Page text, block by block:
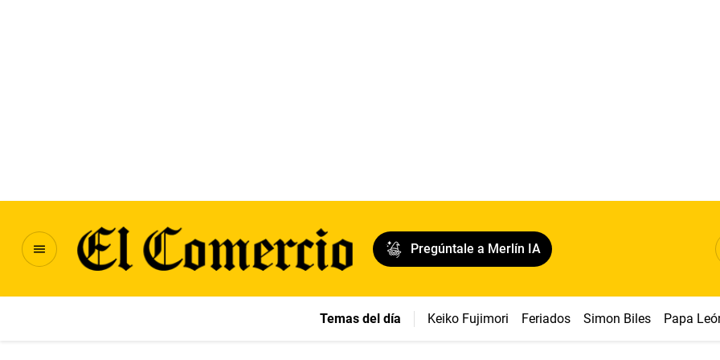
Pregúntale a Merlín IA
Temas del día Keiko Fujimori Feriados Simon Biles Papa